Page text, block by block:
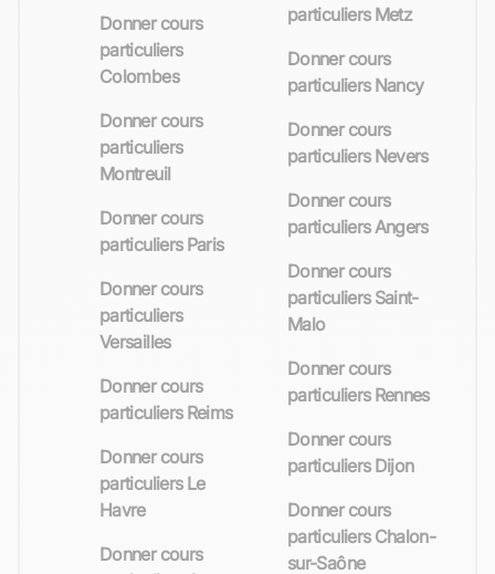
Donner cours
particuliers
Colombes
Donner cours
particuliers
Montreuil
Donner cours
particuliers Paris
Donner cours
particuliers
Versailles
Donner cours
particuliers Reims
Donner cours
particuliers Le
Havre
Donner cours
particuliers Metz
Donner cours
particuliers Nancy
Donner cours
particuliers Nevers
Donner cours
particuliers Angers
Donner cours
particuliers Saint-
Malo
Donner cours
particuliers Rennes
Donner cours
particuliers Dijon
Donner cours
particuliers Chalon-
sur-Saône